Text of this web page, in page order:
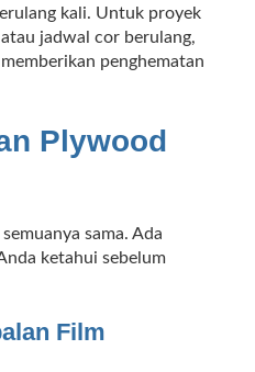
kali. Untuk proyek
jadwal cor berulang,
penghematan
Plywood
sama. Ada
ketahui sebelum
Film